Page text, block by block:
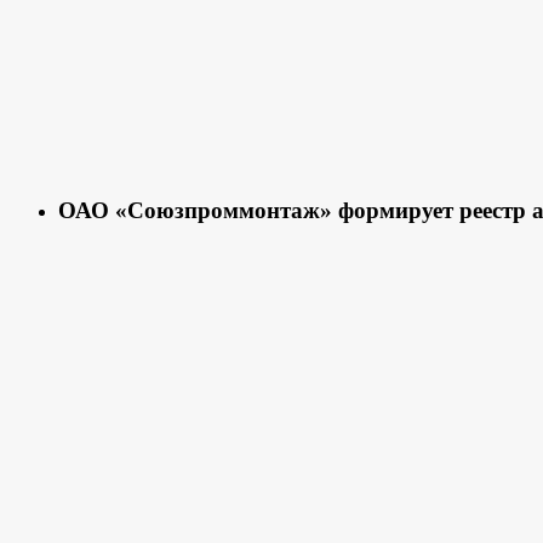
ОАО «Союзпроммонтаж» формирует реестр